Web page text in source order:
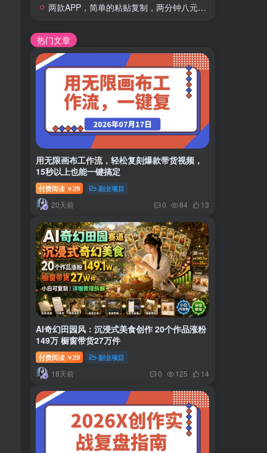
两款APP，简单的粘贴复制，两分钟八元钱，无限做，执行就有收入
热门文章
用无限画布工作流，轻松复刻爆款带货视频，
15秒以上也能一键搞定
付费阅读 ￥29 副业项目
20天前 0 84 13
AI奇幻田园风：沉浸式美食创作 20个作品涨粉
149万 橱窗带货27万件
付费阅读 ￥29 副业项目
18天前 0 125 14